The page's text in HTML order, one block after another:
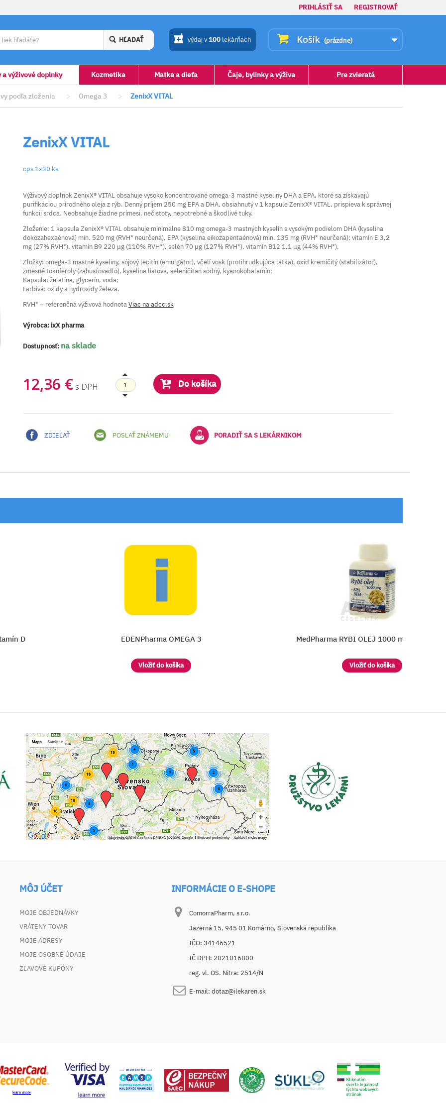
PRIHLÁSIŤ SA REGISTROVAŤ
Košík (prázdne)
HĽADAŤ výdaj v100 lekárňach
a výživové doplnky Kozmetika Matka a dieťa Čaje, bylinky a výživa Pre zvieratá
podľa zloženia > Omega 3 > ZenixX VITAL
ZenixX VITAL
cps 1x30 ks
Výživový doplnok ZenixX® VITAL obsahuje vysoko koncentrované omega-3 mastné kyseliny DHA a EPA, ktoré sa získavajú
puriﬁkáciou prírodného oleja z rýb. Denný príjem 250 mg EPA a DHA, obsiahnutý v 1 kapsule ZenixX® VITAL, prispieva k správnej
funkcii srdca. Neobsahuje žiadne prímesi, nečistoty, nepotrebné a škodlivé tuky.
Zloženie: 1 kapsula ZenixX® VITAL obsahuje minimálne 810 mg omega-3 mastných kyselín s vysokým podielom DHA (kyselina
dokozahexaénová) min. 520 mg (RVH* neurčená), EPA (kyselina eikozapentaénová) min. 135 mg (RVH* neurčená); vitamín E 3,2
mg (27% RVH*), vitamín B9 220 μg (110% RVH*), selén 70 μg (127% RVH*), vitamín B12 1,1 μg (44% RVH*).
Zložky: omega-3 mastné kyseliny, sójový lecitín (emulgátor), včelí vosk (protihrudkujúca látka), oxid kremičitý (stabilizátor),
zmesné tokoferoly (zahusťovadlo), kyselina listová, seleničitan sodný, kyanokobalamín;
Kapsula: želatína, glycerín, voda;
Farbivá: oxidy a hydroxidy železa.
RVH* – referenčná výživová hodnotaViac na adcc.sk
Výrobca: ixX pharma
Dostupnosť: na sklade
12,36 € s DPH Do košíka
ZDIEĽAŤ POSLAŤ ZNÁMEMU PORADIŤ SA S LEKÁRNIKOM
3 MedPharma RYBI OLEJ 1000 mg - EPA, DHA
Vložiť do košíka
LIVSANE Omega-3 plus vitamín E
MÔJ ÚČET
MOJE OBJEDNÁVKY
VRÁTENÝ TOVAR
MOJE ADRESY
MOJE OSOBNÉ ÚDAJE
ZĽAVOVÉ KUPÓNY
INFORMÁCIE O E-SHOPE
ComorraPharm, s r.o.
Jazerná 15, 945 01 Komárno, Slovenská republika
IČO: 34146521
IČ DPH: 2021016800
reg. vl. OS. Nitra: 2514/N
E-mail: dotaz@ilekaren.sk